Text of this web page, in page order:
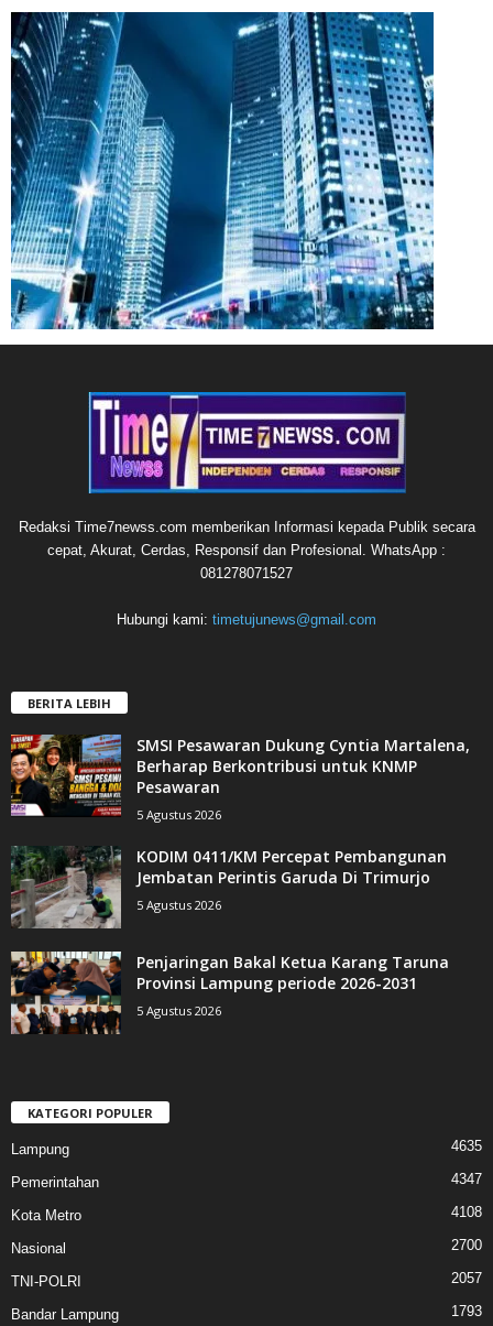
Redaksi Time7newss.com memberikan Informasi kepada Publik secara
cepat, Akurat, Cerdas, Responsif dan Profesional. WhatsApp :
081278071527
Hubungi kami: timetujunews@gmail.com
BERITA LEBIH
SMSI Pesawaran Dukung Cyntia Martalena,
Berharap Berkontribusi untuk KNMP
Pesawaran
5 Agustus 2026
KODIM 0411/KM Percepat Pembangunan
Jembatan Perintis Garuda Di Trimurjo
5 Agustus 2026
Penjaringan Bakal Ketua Karang Taruna
Provinsi Lampung periode 2026-2031
5 Agustus 2026
KATEGORI POPULER
Lampung 4635
Pemerintahan 4347
Kota Metro 4108
Nasional 2700
TNI-POLRI 2057
Bandar Lampung 1793